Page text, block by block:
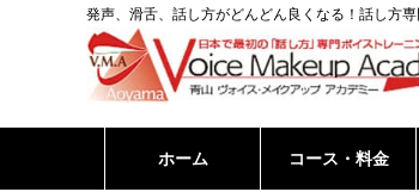
発声、滑舌、話し方がどんどん良くなる！話し方
ホーム コース・料金